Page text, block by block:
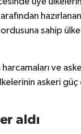
sahip
ve
askeri
aldı